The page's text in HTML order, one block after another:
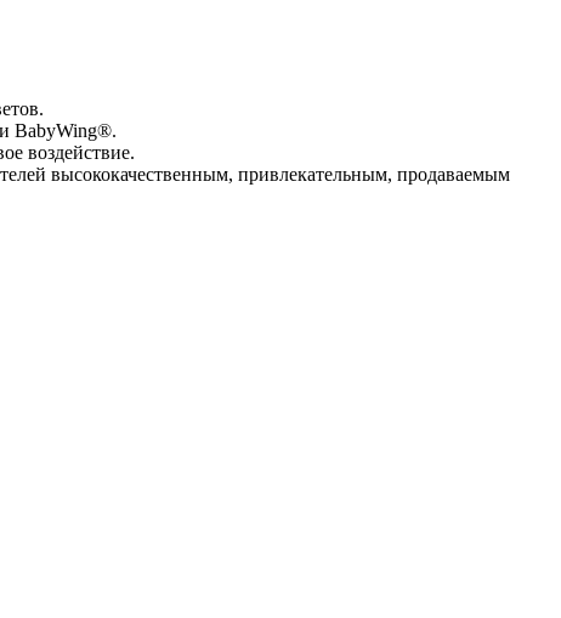
и BabyWing®.
воздействие.
высококачественным, привлекательным, продаваемым